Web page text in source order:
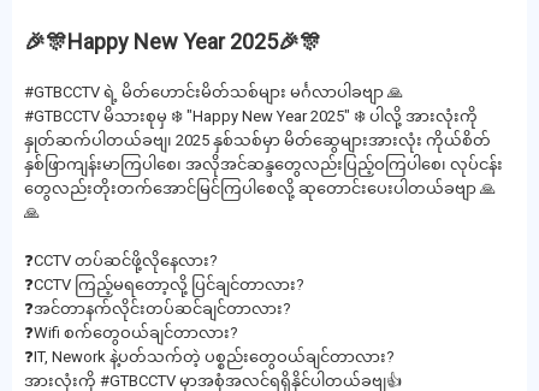
🎉🎊Happy New Year 2025🎉🎊
#GTBCCTV ရဲ့ မိတ်ဟောင်းမိတ်သစ်များ မင်္ဂလာပါခဗျာ 🙏
#GTBCCTV မိသားစုမှ ❄️ "Happy New Year 2025" ❄️ ပါလို့ အားလုံးကို
နှုတ်ဆက်ပါတယ်ခဗျ၊ 2025 နှစ်သစ်မှာ မိတ်ဆွေများအားလုံး ကိုယ်စိတ်
နှစ်ဖြာကျန်းမာကြပါစေ၊ အလိုအင်ဆန္ဒတွေလည်းပြည့်ဝကြပါစေ၊ လုပ်ငန်း
တွေလည်းတိုးတက်အောင်မြင်ကြပါစေလို့ ဆုတောင်းပေးပါတယ်ခဗျာ 🙏
🙏
❓CCTV တပ်ဆင်ဖို့လိုနေလား?
❓CCTV ကြည့်မရတော့လို့ ပြင်ချင်တာလား?
❓အင်တာနက်လိုင်းတပ်ဆင်ချင်တာလား?
❓Wifi စက်တွေဝယ်ချင်တာလား?
❓IT, Nework နဲ့ပတ်သက်တဲ့ ပစ္စည်းတွေဝယ်ချင်တာလား?
အားလုံးကို #GTBCCTV မှာအစုံအလင်ရရှိနိုင်ပါတယ်ခဗျ👍